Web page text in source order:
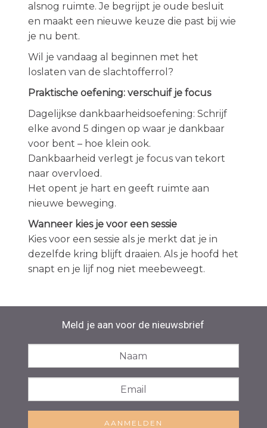
alsnog ruimte. Je begrijpt je oude besluit
en maakt een nieuwe keuze die past bij wie
je nu bent.
Wil je vandaag al beginnen met het
loslaten van de slachtofferrol?
Praktische oefening: verschuif je focus
Dagelijkse dankbaarheidsoefening: Schrijf
elke avond 5 dingen op waar je dankbaar
voor bent – hoe klein ook.
Dankbaarheid verlegt je focus van tekort
naar overvloed.
Het opent je hart en geeft ruimte aan
nieuwe beweging.
Wanneer kies je voor een sessie
Kies voor een sessie als je merkt dat je in
dezelfde kring blijft draaien. Als je hoofd het
snapt en je lijf nog niet meebeweegt.
Meld je aan voor de nieuwsbrief
AANMELDEN